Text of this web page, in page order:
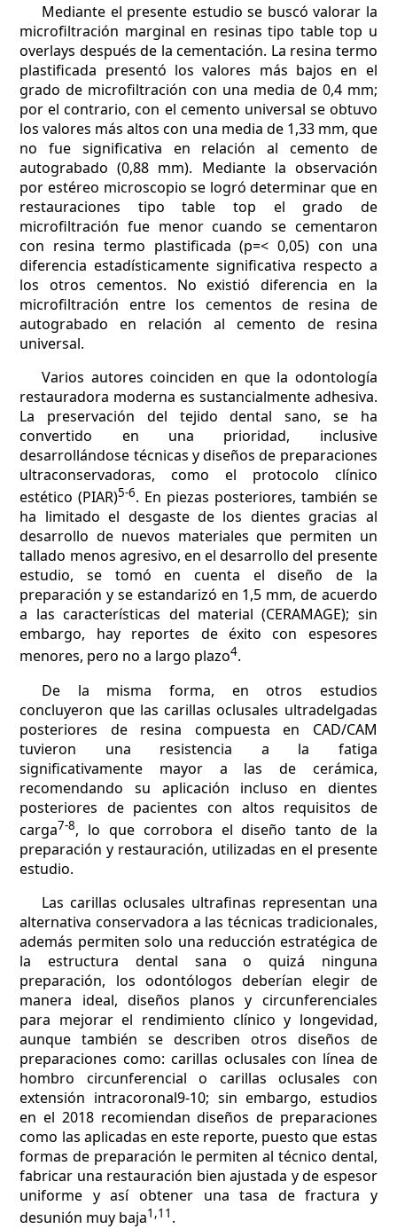
Mediante el presente estudio se buscó valorar la
microfiltración marginal en resinas tipo table top u
overlays después de la cementación. La resina termo
plastificada presentó los valores más bajos en el
grado de microfiltración con una media de 0,4 mm;
por el contrario, con el cemento universal se obtuvo
los valores más altos con una media de 1,33 mm, que
no fue significativa en relación al cemento de
autograbado (0,88 mm). Mediante la observación
por estéreo microscopio se logró determinar que en
restauraciones tipo table top el grado de
microfiltración fue menor cuando se cementaron
con resina termo plastificada (p=< 0,05) con una
diferencia estadísticamente significativa respecto a
los otros cementos. No existió diferencia en la
microfiltración entre los cementos de resina de
autograbado en relación al cemento de resina
universal.
Varios autores coinciden en que la odontología
restauradora moderna es sustancialmente adhesiva.
La preservación del tejido dental sano, se ha
convertido en una prioridad, inclusive
desarrollándose técnicas y diseños de preparaciones
ultraconservadoras, como el protocolo clínico
estético (PIAR)5-6. En piezas posteriores, también se
ha limitado el desgaste de los dientes gracias al
desarrollo de nuevos materiales que permiten un
tallado menos agresivo, en el desarrollo del presente
estudio, se tomó en cuenta el diseño de la
preparación y se estandarizó en 1,5 mm, de acuerdo
a las características del material (CERAMAGE); sin
embargo, hay reportes de éxito con espesores
menores, pero no a largo plazo4.
De la misma forma, en otros estudios
concluyeron que las carillas oclusales ultradelgadas
posteriores de resina compuesta en CAD/CAM
tuvieron una resistencia a la fatiga
significativamente mayor a las de cerámica,
recomendando su aplicación incluso en dientes
posteriores de pacientes con altos requisitos de
carga7-8, lo que corrobora el diseño tanto de la
preparación y restauración, utilizadas en el presente
estudio.
Las carillas oclusales ultrafinas representan una
alternativa conservadora a las técnicas tradicionales,
además permiten solo una reducción estratégica de
la estructura dental sana o quizá ninguna
preparación, los odontólogos deberían elegir de
manera ideal, diseños planos y circunferenciales
para mejorar el rendimiento clínico y longevidad,
aunque también se describen otros diseños de
preparaciones como: carillas oclusales con línea de
hombro circunferencial o carillas oclusales con
extensión intracoronal9-10; sin embargo, estudios
en el 2018 recomiendan diseños de preparaciones
como las aplicadas en este reporte, puesto que estas
formas de preparación le permiten al técnico dental,
fabricar una restauración bien ajustada y de espesor
uniforme y así obtener una tasa de fractura y
desunión muy baja1,11 .